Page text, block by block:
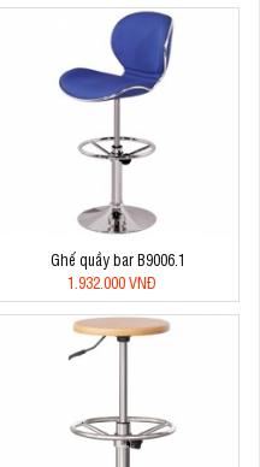
Ghế quầy bar B9006.1
1.932.000 VNĐ